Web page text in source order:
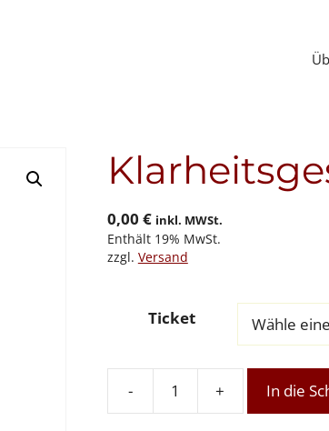
0,00 € inkl. MWSt.
Enthält 19% MwSt.
zzgl. Versand
Ticket
-
Klarheitsgespräch
+ In die